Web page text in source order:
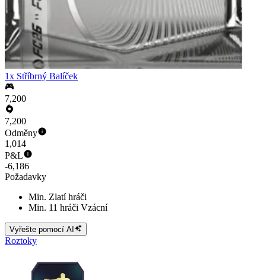
1x Stříbrný Balíček
7,200
7,200
Odměny
1,014
P&L
-6,186
Požadavky
Min. Zlatí hráči
Min. 11 hráči Vzácní
Vyřešte pomocí AI
Roztoky